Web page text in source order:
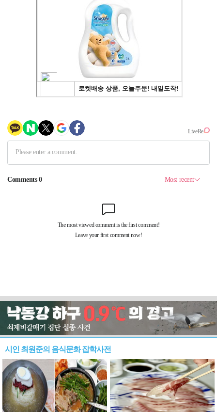
시인 최원준의 음식문화 잡학사전